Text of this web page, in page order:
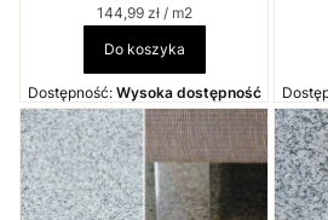
Cena jednostkowa
144,99 zł / m2
Do koszyka
Dostępność: Wysoka dostępność